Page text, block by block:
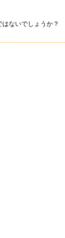
ないでしょうか？